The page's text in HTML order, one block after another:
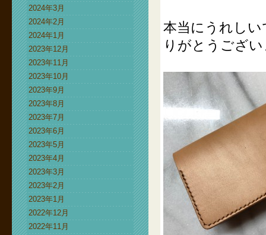
2024年3月
2024年2月
2024年1月
2023年12月
2023年11月
2023年10月
2023年9月
2023年8月
2023年7月
2023年6月
2023年5月
2023年4月
2023年3月
2023年2月
2023年1月
2022年12月
2022年11月
本当にうれし
りがとうござ